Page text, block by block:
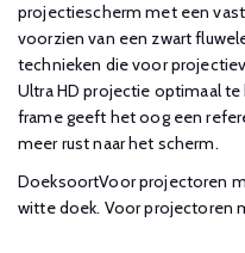
projectiescherm met een
voorzien van een zwart
technieken die voor
Ultra HD projectie optimaal
frame geeft het oog een
meer rust naar het scherm.
DoeksoortVoor projectoren
witte doek. Voor projectoren